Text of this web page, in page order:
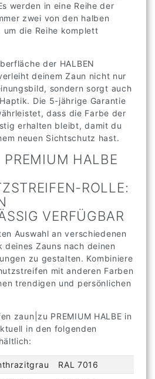
werden in eine Reihe der
zwei von den halben
die Reihe komplett
der HALBEN
deinem Zaun nicht nur
sondern sorgt auch
Die 5-jährige Garantie
dass die Farbe der
erhalten bleibt, damit du
neuen Sichtschutz hast.
HALBE
ROLLE:
VERFÜGBAR
Auswahl an verschiedenen
deines Zauns nach deinen
zu gestalten. Kombiniere
mit anderen Farben
trendigen und persönlichen
zaun|zu PREMIUM HALBE in
in den folgenden
RAL 7016